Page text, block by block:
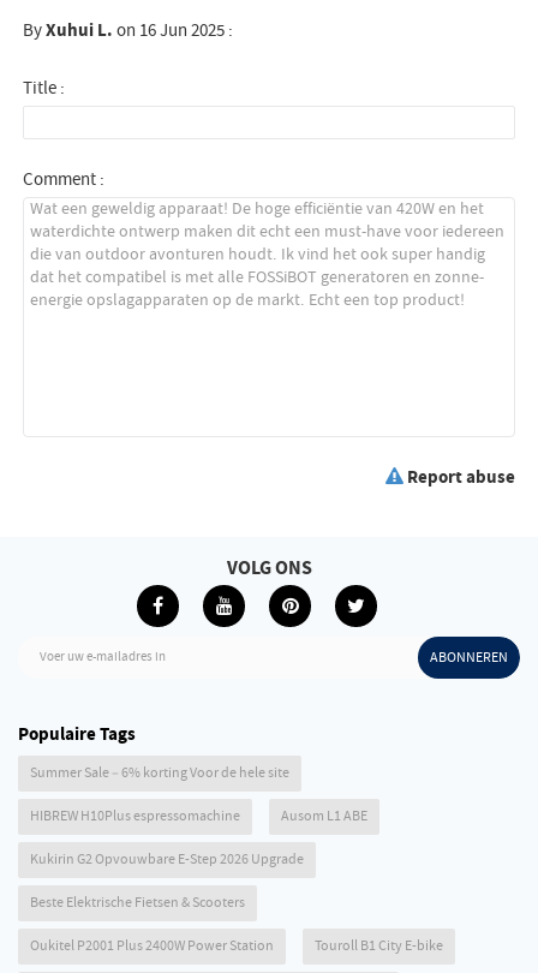
ByXuhui L.on 16 Jun 2025 :
Title :
Comment :
Report abuse
Voer uw e-mailadres in ABONNEREN
VOLG ONS
Populaire Tags
Summer Sale – 6% korting Voor de hele site
HIBREW H10Plus espressomachine Ausom L1 ABE
Kukirin G2 Opvouwbare E-Step 2026 Upgrade
Beste Elektrische Fietsen & Scooters
Oukitel P2001 Plus 2400W Power Station Touroll B1 City E-bike